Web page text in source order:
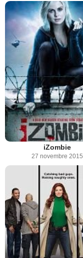
iZombie
27 novembre 2015